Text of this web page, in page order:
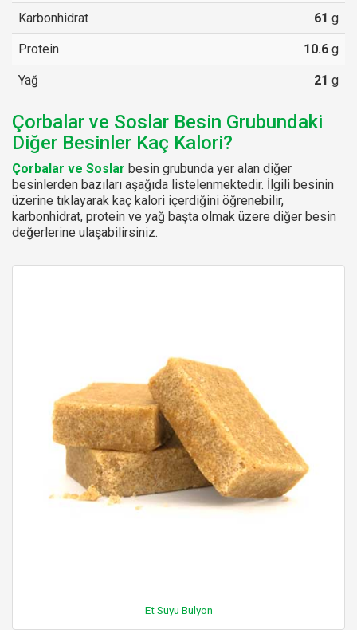
Karbonhidrat 61 g
Protein 10.6 g
Yağ 21 g
Çorbalar ve Soslar Besin Grubundaki
Diğer Besinler Kaç Kalori?
Çorbalar ve Soslar besin grubunda yer alan diğer
besinlerden bazıları aşağıda listelenmektedir. İlgili besinin
üzerine tıklayarak kaç kalori içerdiğini öğrenebilir,
karbonhidrat, protein ve yağ başta olmak üzere diğer besin
değerlerine ulaşabilirsiniz.
Et Suyu Bulyon